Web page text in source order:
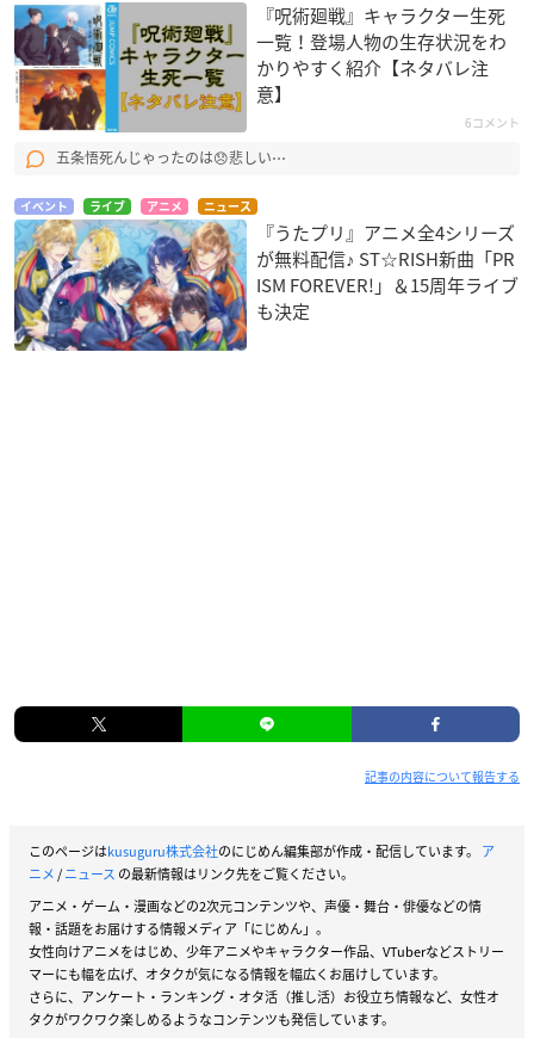
『呪術廻戦』キャラクター生死
一覧！登場人物の生存状況をわ
かりやすく紹介【ネタバレ注
意】
6コメント
五条悟死んじゃったのは😞悲しい⋯
イベント ライブ アニメ ニュース
『うたプリ』アニメ全4シリーズ
が無料配信♪ ST☆RISH新曲「PR
ISM FOREVER!」＆15周年ライブ
も決定
記事の内容について報告する
このページはkusuguru株式会社のにじめん編集部が作成・配信しています。 ア
ニメ/ニュース の最新情報はリンク先をご覧ください。
アニメ・ゲーム・漫画などの2次元コンテンツや、声優・舞台・俳優などの情
報・話題をお届けする情報メディア「にじめん」。
女性向けアニメをはじめ、少年アニメやキャラクター作品、VTuberなどストリー
マーにも幅を広げ、オタクが気になる情報を幅広くお届けしています。
さらに、アンケート・ランキング・オタ活（推し活）お役立ち情報など、女性オ
タクがワクワク楽しめるようなコンテンツも発信しています。